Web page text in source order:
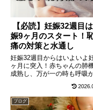
【必読】妊娠32週目
娠9ヶ月のスタート！
痛の対策と水通し
妊娠32週目からはいよいよ
ヶ月に突入！赤ちゃんの肺
成熟し、万が一の時も呼吸
す。一方でママは胃の圧迫
い「恥骨痛」に悩まされる
に。お腹の張りの注意点や
ブログ